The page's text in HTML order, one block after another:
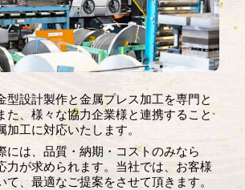
型設計製作と金属プレス加工を専門と
た、様々な協力企業様と連携すること
工に対応いたします。
には、品質・納期・コストのみなら
力が求められます。当社では、お客様
、最適なご提案をさせて頂きます。